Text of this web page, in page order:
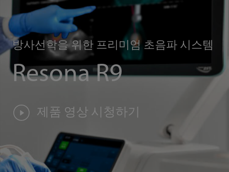
방사선학을 위한 프리미엄 초음파 시스템
Resona R9
제품 영상 시청하기